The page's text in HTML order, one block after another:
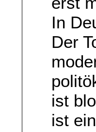
In
Der
ist
ist